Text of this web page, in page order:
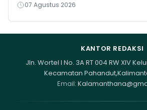
07 Agustus 2026
KANTOR REDAKSI
Jln. Wortel I No. 3A RT 004 RW XIV
Kecamatan
Email: